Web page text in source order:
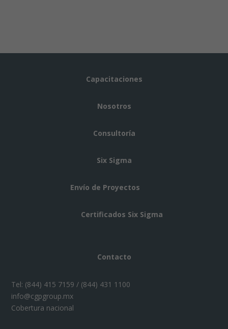
Capacitaciones
Nosotros
Consultoría
Six Sigma
Envío de Proyectos
Certificados Six Sigma
Contacto
Tel: (844) 415 7159 / (844) 431 1100
info@cgpgroup.mx
Cobertura nacional